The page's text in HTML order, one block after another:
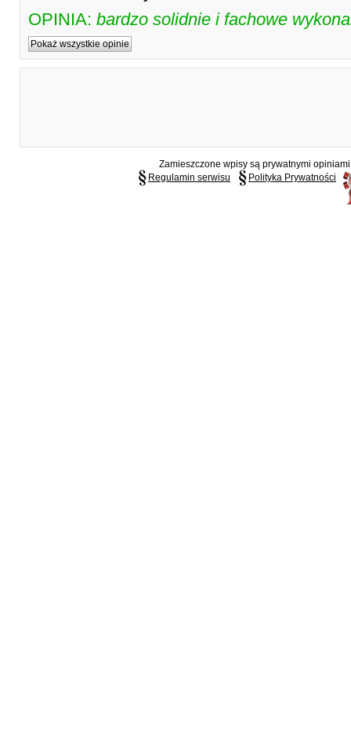
OPINIA: bardzo solidnie i fachowe
Pokaż wszystkie opinie
Zamieszczone wpisy są prywatnymi
Regulamin serwisu
Polityka Prywatności